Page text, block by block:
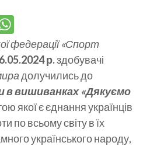
федерації «Спорт
р.здобувачі
долучились до
в вишиванках «Дякуємо
якої є єднання українців
по всьому світу в їх
українського народу,